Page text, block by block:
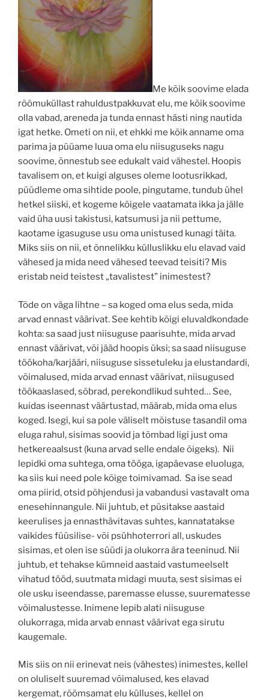
Me kõik soovime elada
rõõmuküllast rahuldustpakkuvat elu, me kõik soovime
olla vabad, areneda ja tunda ennast hästi ning nautida
igat hetke. Ometi on nii, et ehkki me kõik anname oma
parima ja püüame luua oma elu niisuguseks nagu
soovime, õnnestub see edukalt vaid vähestel. Hoopis
tavalisem on, et kuigi alguses oleme lootusrikkad,
püüdleme oma sihtide poole, pingutame, tundub ühel
hetkel siiski, et kogeme kõigele vaatamata ikka ja jälle
vaid üha uusi takistusi, katsumusi ja nii pettume,
kaotame igasuguse usu oma unistused kunagi täita.
Miks siis on nii, et õnnelikku külluslikku elu elavad vaid
vähesed ja mida need vähesed teevad teisiti? Mis
eristab neid teistest „tavalistest” inimestest?
Tõde on väga lihtne – sa koged oma elus seda, mida
arvad ennast väärivat. See kehtib kõigi eluvaldkondade
kohta: sa saad just niisuguse paarisuhte, mida arvad
ennast väärivat, või jääd hoopis üksi; sa saad niisuguse
töökoha/karjääri, niisuguse sissetuleku ja elustandardi,
võimalused, mida arvad ennast väärivat, niisugused
töökaaslased, sõbrad, perekondlikud suhted… See,
kuidas iseennast väärtustad, määrab, mida oma elus
koged. Isegi, kui sa pole väliselt mõistuse tasandil oma
eluga rahul, sisimas soovid ja tõmbad ligi just oma
hetkereaalsust (kuna arvad selle endale õigeks). Nii
lepidki oma suhtega, oma tööga, igapäevase eluoluga,
ka siis kui need pole kõige toimivamad. Sa ise sead
oma piirid, otsid põhjendusi ja vabandusi vastavalt oma
enesehinnangule. Nii juhtub, et püsitakse aastaid
keerulises ja ennasthävitavas suhtes, kannatatakse
vaikides füüsilise- või psühhoterrori all, uskudes
sisimas, et olen ise süüdi ja olukorra ära teeninud. Nii
juhtub, et tehakse kümneid aastaid vastumeelselt
vihatud tööd, suutmata midagi muuta, sest sisimas ei
ole usku iseendasse, paremasse elusse, suurematesse
võimalustesse. Inimene lepib alati niisuguse
olukorraga, mida arvab ennast väärivat ega sirutu
kaugemale.
Mis siis on nii erinevat neis (vähestes) inimestes, kellel
on oluliselt suuremad võimalused, kes elavad
kergemat, rõõmsamat elu külluses, kellel on